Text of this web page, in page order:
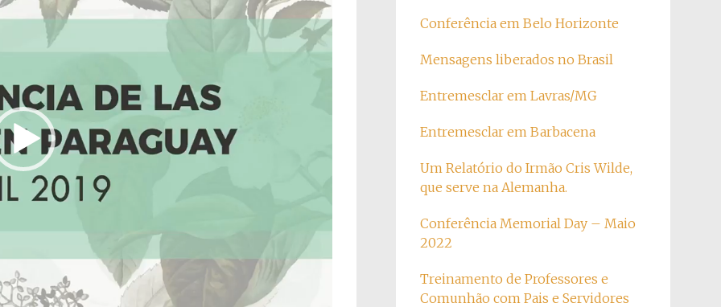
Conferência em Belo Horizonte
Mensagens liberados no Brasil
Entremesclar em Lavras/MG
Entremesclar em Barbacena
Um Relatório do Irmão Cris Wilde,
que serve na Alemanha.
Conferência Memorial Day – Maio
2022
Treinamento de Professores e
Comunhão com Pais e Servidores